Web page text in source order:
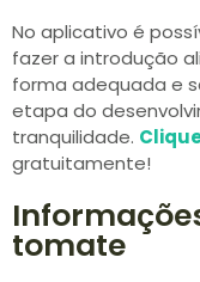
No aplicativo é
fazer a introdução
forma adequada e
etapa do
tranquilidade.
gratuitamente!
tomate